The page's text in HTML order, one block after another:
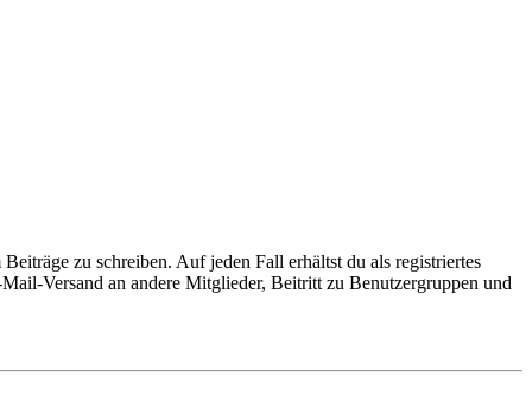
zu schreiben. Auf jeden Fall erhältst du als registriertes
Versand an andere Mitglieder, Beitritt zu Benutzergruppen und